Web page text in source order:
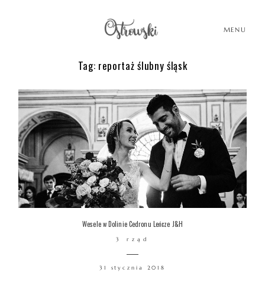
MENU
Tag: reportaż ślubny śląsk
Wesele w Dolinie Cedronu Leńcze J&H
3 rząd
31 stycznia 2018
HISTORIE
PORTFOLIO
O MNIE